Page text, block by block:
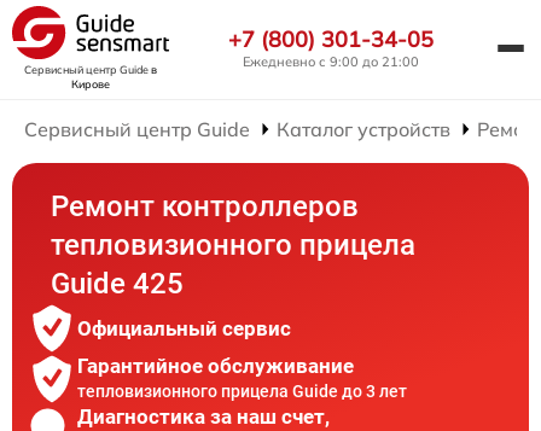
Сервисный центр Guideв
Кирове
+7 (800) 301-34-05
Ежедневно с 9:00 до 21:00
Сервисный центр Guide Каталог устройств
Ремонт контроллеров
тепловизионного прицела
Guide 425
Официальный сервис
Гарантийное обслуживание
тепловизионного прицела Guide до 3 лет
Диагностика за наш счет,